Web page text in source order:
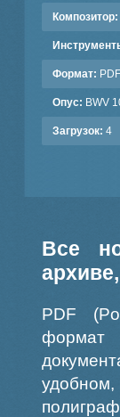
Композитор:
Формат: PDF
Опус: BWV
Загрузок: 4
Все
PDF
формат